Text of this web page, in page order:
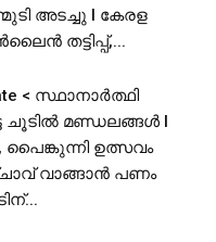
അടച്ചു l കേരള
തട്ടിപ്പ്,...
< സ്ഥാനാർത്ഥി
ചൂടിൽ മണ്ഡലങ്ങൾ I
പൈങ്കുന്നി ഉത്സവം
വാങ്ങാൻ പണം